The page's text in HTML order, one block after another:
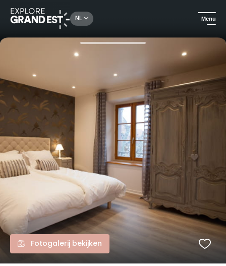
NL Menu
Kijk je ogen uit in de Grand Est Gîte Bredala in Colmar
Fotogalerij bekijken